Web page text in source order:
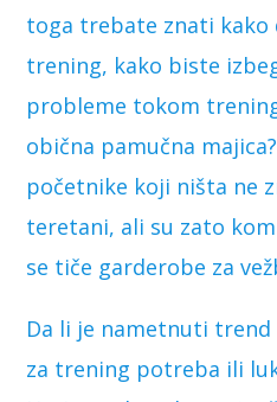
toga trebate znati kako
trening, kako biste
probleme tokom
obična pamučna
početnike koji ništa ne
teretani, ali su zato
se tiče garderobe za
Da li je nametnuti trend
za trening potreba ili